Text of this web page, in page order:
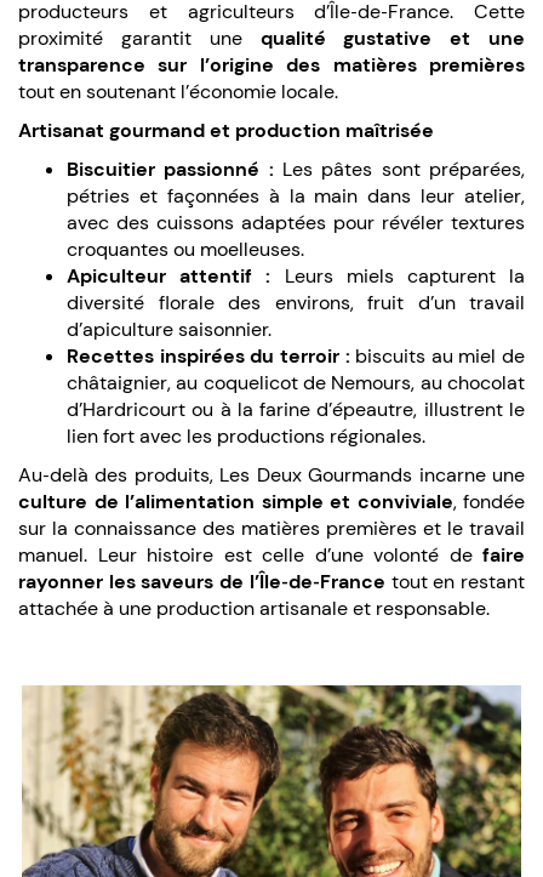
producteurs et agriculteurs d’Île‑de‑France. Cette
proximité garantit une qualité gustative et une
transparence sur l’origine des matières premières
tout en soutenant l’économie locale.
Artisanat gourmand et production maîtrisée
Biscuitier passionné : Les pâtes sont préparées,
pétries et façonnées à la main dans leur atelier,
avec des cuissons adaptées pour révéler textures
croquantes ou moelleuses.
Apiculteur attentif : Leurs miels capturent la
diversité florale des environs, fruit d’un travail
d’apiculture saisonnier.
Recettes inspirées du terroir : biscuits au miel de
châtaignier, au coquelicot de Nemours, au chocolat
d’Hardricourt ou à la farine d’épeautre, illustrent le
lien fort avec les productions régionales.
Au‑delà des produits, Les Deux Gourmands incarne une
culture de l’alimentation simple et conviviale, fondée
sur la connaissance des matières premières et le travail
manuel. Leur histoire est celle d’une volonté de faire
rayonner les saveurs de l’Île‑de‑France tout en restant
attachée à une production artisanale et responsable.